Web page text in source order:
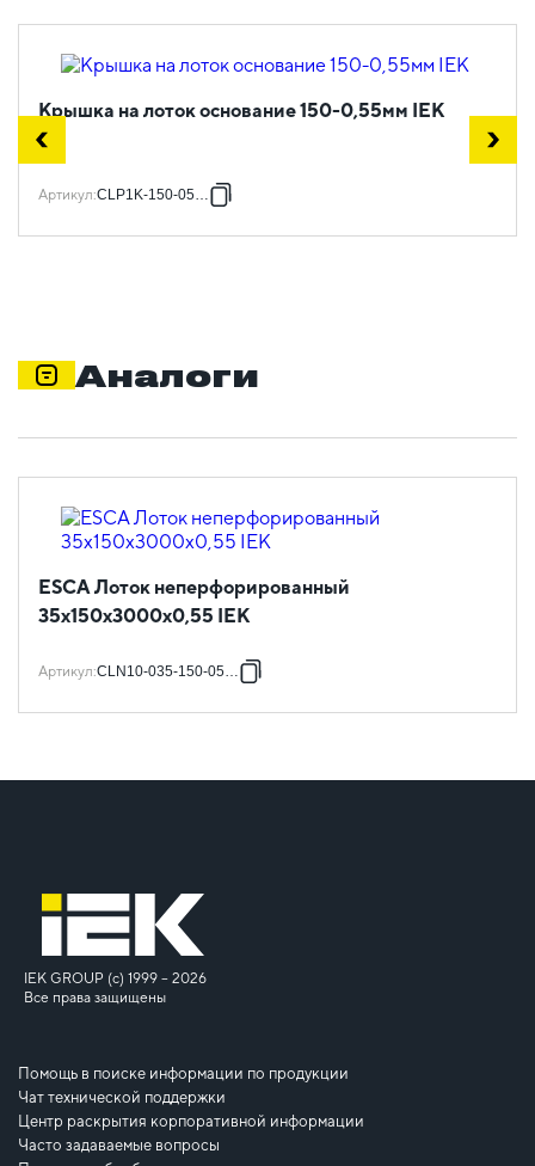
Крышка на лоток основание 150-0,55мм IEK
Артикул:CLP1K-150-055-3
Аналоги
ESCA Лоток неперфорированный
35х150х3000х0,55 IEK
Артикул:CLN10-035-150-055-3
IEK GROUP (c) 1999 – 2026
Все права защищены
Помощь в поиске информации по продукции
Чат технической поддержки
Центр раскрытия корпоративной информации
Часто задаваемые вопросы